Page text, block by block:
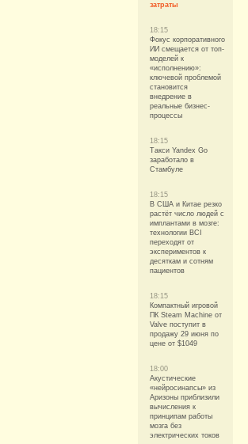
затраты
18:15
Фокус корпоративного
ИИ смещается от топ-
моделей к
«исполнению»:
ключевой проблемой
становится
внедрение в
реальные бизнес-
процессы
18:15
Такси Yandex Go
заработало в
Стамбуле
18:15
В США и Китае резко
растёт число людей с
имплантами в мозге:
технологии BCI
переходят от
экспериментов к
десяткам и сотням
пациентов
18:15
Компактный игровой
ПК Steam Machine от
Valve поступит в
продажу 29 июня по
цене от $1049
18:00
Акустические
«нейросинапсы» из
Аризоны приблизили
вычисления к
принципам работы
мозга без
электрических токов